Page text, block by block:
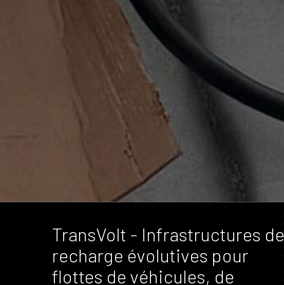
TransVolt - Infrastructures de
recharge évolutives pour
flottes de véhicules, de